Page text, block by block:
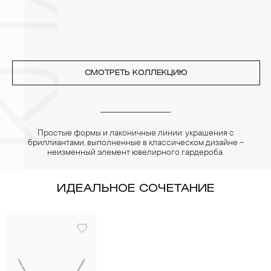
СМОТРЕТЬ КОЛЛЕКЦИЮ
Простые формы и лаконичные линии: украшения с
бриллиантами, выполненные в классическом дизайне –
неизменный элемент ювелирного гардероба.
ИДЕАЛЬНОЕ СОЧЕТАНИЕ